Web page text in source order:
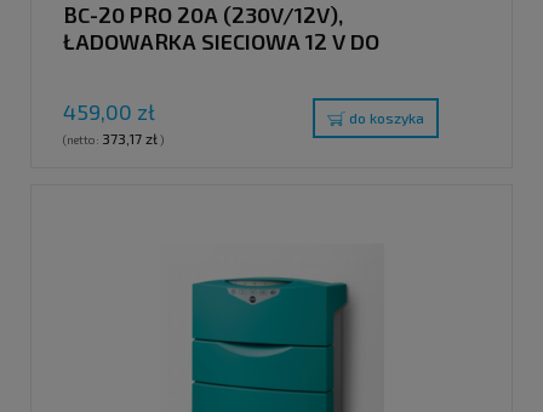
BC-20 PRO 20A (230V/12V),
ŁADOWARKA SIECIOWA 12 V DO
459,00 zł
(netto: 373,17 zł)
do koszyka